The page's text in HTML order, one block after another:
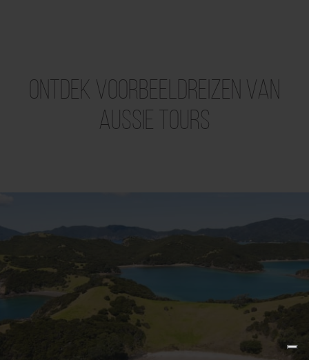
Ontdek voorbeeldreizen van
Aussie Tours